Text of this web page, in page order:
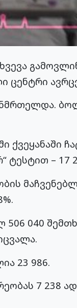
ცენტრი
ქვეყანაში
ტესტით – 17
040
23 986.
7 238